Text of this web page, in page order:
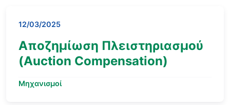
12/03/2025
Αποζημίωση Πλειστηριασμού
(Auction Compensation)
Μηχανισμοί